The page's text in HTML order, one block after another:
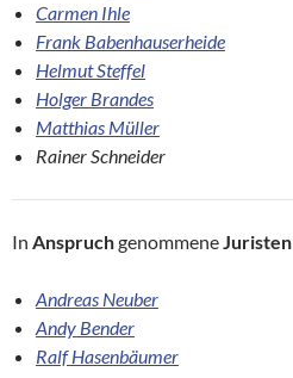
Carmen Ihle
Frank Babenhauserheide
Helmut Steffel
Holger Brandes
Matthias Müller
Rainer Schneider
In AnspruchgenommeneJuristen
Andreas Neuber
Andy Bender
Ralf Hasenbäumer